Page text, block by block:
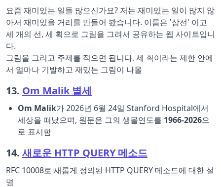
요즘 재미있는 일들 많으신가요? 저는 재미있는 일이 많지 않
아서 재미있을 거리를 만들어 봤습니다. 이름은 '삼선' 이고
세 개의 선, 세 획으로 그림을 그려서 공유하는 웹 사이트입니
다.
그림을 그리고 주제를 적으면 됩니다. 세 획이라는 제한 안에
서 얼마나 기발하고 재밌는 그림이 나올
13. Om Malik 별세
Om Malik가 2026년 6월 24일 Stanford Hospital에서
세상을 떠났으며, 원문은 그의 생몰연도를 1966-2026으
로 표시함
14. 새로운 HTTP QUERY 메소드
RFC 10008로 새롭게 정의된 HTTP QUERY 메소드에 대한 설
명